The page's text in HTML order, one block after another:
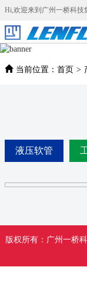
Hi,欢迎来到广州一桥科技
当前位置： 首页 >
液压软管
版权所有： 广州一桥